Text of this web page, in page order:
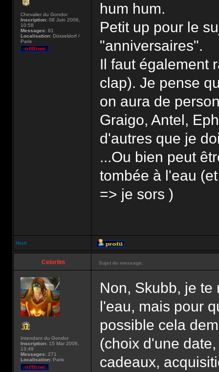
Chevalier du Gondor
Inscription: 08 Juin 2006,
10:58
Messages: 81
Localisation: Düsseldorf /
Paris
hum hum.
Petit up pour le
"anniversaires".
Il faut également
clap). Je pense
on aura de
Graigo, Antel,
d'autres que je
...Ou bien peut
tombée à l'eau
=> je sors )
Haut
Celorilm Sujet du message:
Intendant du Gondor
Inscription: 15 Mar 2006,
13:49
Messages: 271
Localisation: Paris
Non, Skubb, je
l'eau, mais pour
possible cela
(choix d'une
cadeaux,